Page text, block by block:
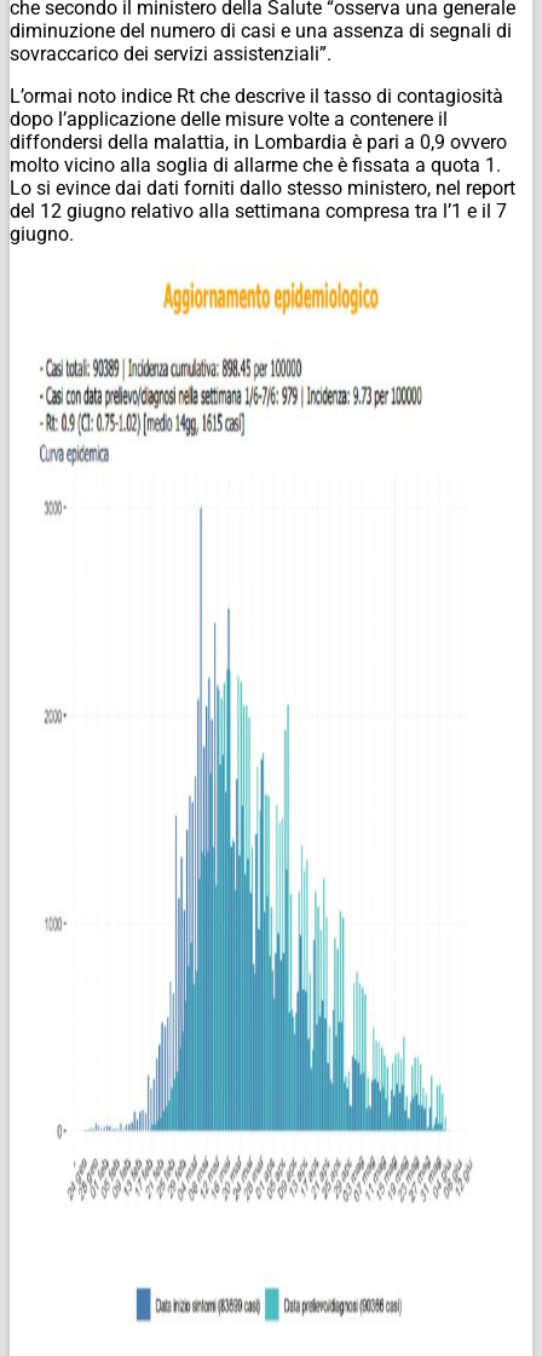
che secondo il ministero della Salute “osserva una generale
diminuzione del numero di casi e una assenza di segnali di
sovraccarico dei servizi assistenziali”.
L’ormai noto indice Rt che descrive il tasso di contagiosità
dopo l’applicazione delle misure volte a contenere il
diffondersi della malattia, in Lombardia è pari a 0,9 ovvero
molto vicino alla soglia di allarme che è fissata a quota 1.
Lo si evince dai dati forniti dallo stesso ministero, nel report
del 12 giugno relativo alla settimana compresa tra l’1 e il 7
giugno.